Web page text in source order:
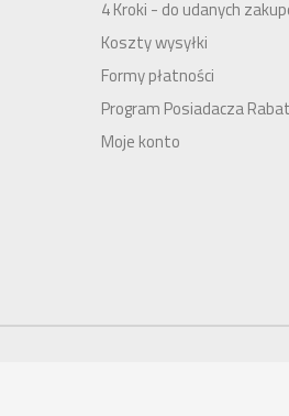
4 Kroki - do udanych
Koszty wysyłki
Formy płatności
Program Posiadacza
Moje konto